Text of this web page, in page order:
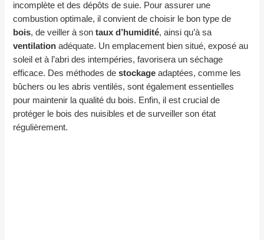
incomplète et des dépôts de suie. Pour assurer une
combustion optimale, il convient de choisir le bon type de
bois, de veiller à sontaux d’humidité, ainsi qu’à sa
ventilation adéquate. Un emplacement bien situé, exposé au
soleil et à l’abri des intempéries, favorisera un séchage
efficace. Des méthodes destockage adaptées, comme les
bûchers ou les abris ventilés, sont également essentielles
pour maintenir la qualité du bois. Enfin, il est crucial de
protéger le bois des nuisibles et de surveiller son état
régulièrement.